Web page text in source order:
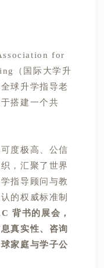
for
（国际大学升
球升学指导老
搭建一个共
度极高、公信
，汇聚了世界
指导顾问与教
的权威标准制
背书的展会，
真实性、咨询
家庭与学子公